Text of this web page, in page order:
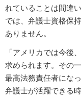
れていることは間違
では、弁護士資格保
ありません。
「アメリカでは今後
求められます。その
最高法務責任者にな
弁護士が活躍できる